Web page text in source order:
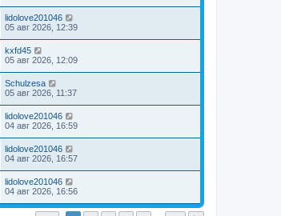
lidolove201046
05 авг 2026, 12:39
kxfd45
05 авг 2026, 12:09
Schulzesa
05 авг 2026, 11:37
lidolove201046
04 авг 2026, 16:59
lidolove201046
04 авг 2026, 16:57
lidolove201046
04 авг 2026, 16:56